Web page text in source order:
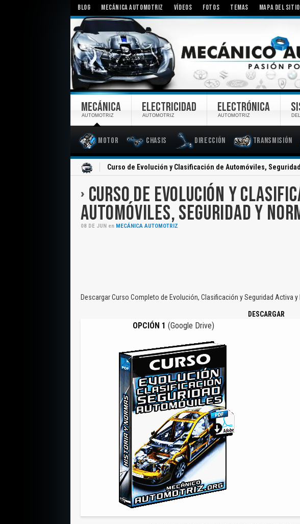
BLOG MECÁNICA AUTOMOTRIZ VÍDEOS FOTOS TEMAS MAPA DEL SITIO
MECÁNICA
AUTOMOTRIZ
Motor Chasis Dirección Transmisión
ELECTRICIDAD
AUTOMOTRIZ
ELECTRÓNICA
AUTOMOTRIZ
Curso de Evolución y Clasificación de Automóviles,
CURSO DE EVOLUCIÓN Y
AUTOMÓVILES, SEGURIDAD Y
08 DE JUN en MECÁNICA AUTOMOTRIZ
Descargar Curso Completo de Evolución, Clasificación y Seguridad Activa
DESCARGAR
OPCIÓN 1 (Google Drive)